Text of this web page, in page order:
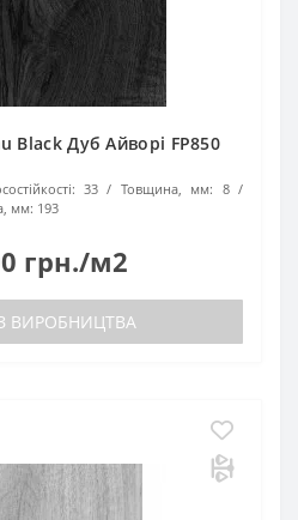
Black Дуб Айворі FP850
33 Товщина, мм: 8
мм: 193
грн./м2
ВИРОБНИЦТВА